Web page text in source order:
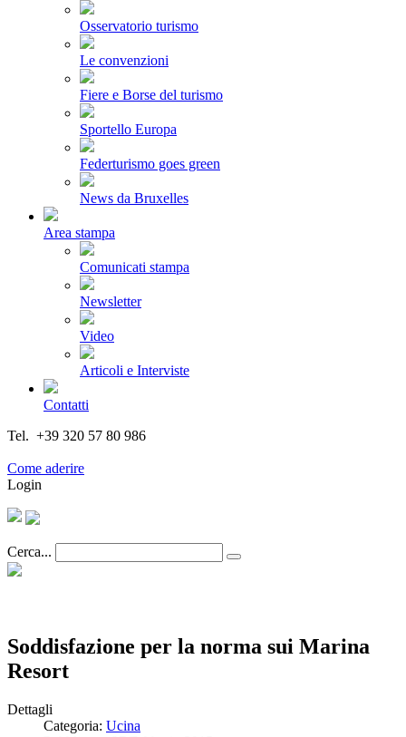
Osservatorio turismo
Le convenzioni
Fiere e Borse del turismo
Sportello Europa
Federturismo goes green
News da Bruxelles
Area stampa
Comunicati stampa
Newsletter
Video
Articoli e Interviste
Contatti
Tel. +39 320 57 80 986
Come aderire
Login
Cerca...
Soddisfazione per la norma sui Marina
Resort
Dettagli
Categoria: Ucina